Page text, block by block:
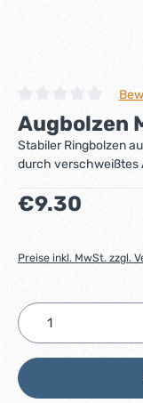
Durchschnittliche
Augbolzen
Stabiler Ringbolzen
durch verschweißtes
Regulärer Preis:
€9.30
Preise inkl. MwSt. zzgl.
Produkt